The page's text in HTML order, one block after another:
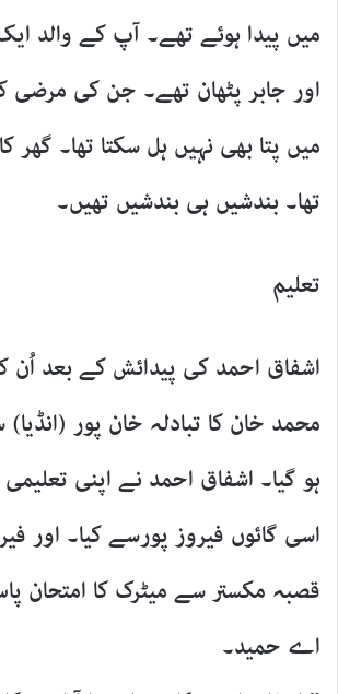
میں پیدا ہوئے تھے۔ آپ کے والد
اور جابر پٹھان تھے۔ جن کی مرضی
میں پتا بھی نہیں ہل سکتا تھا۔ گھر
تھا۔ بندشیں ہی بندشیں تھیں۔
تعلیم
اشفاق احمد کی پیدائش کے بعد اُن
محمد خان کا تبادلہ خان پور
ہو گیا۔ اشفاق احمد نے اپنی تعلیمی
اسی گائوں فیروز پورسے کیا۔ اور
قصبہ مکستر سے میٹرک کا امتحان
اے حمید۔